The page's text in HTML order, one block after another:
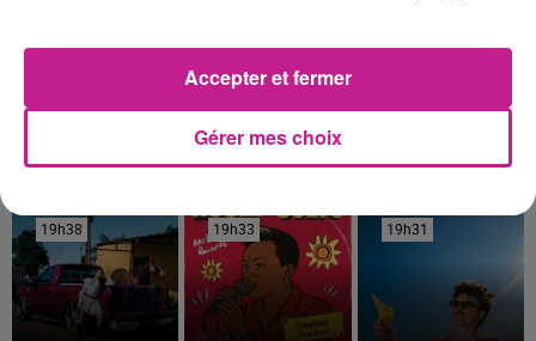
19h38
19h38 19h33
19h33 19h31
19h31
Gérer mes choix
Accepter et fermer